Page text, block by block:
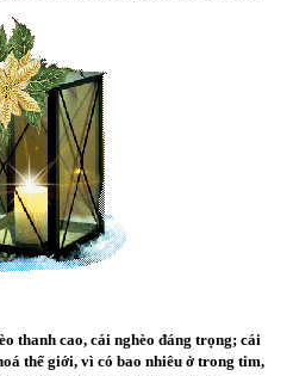
thanh cao, cái nghèo đáng trọng; cái
thế giới, vì có bao nhiêu ở trong tim,